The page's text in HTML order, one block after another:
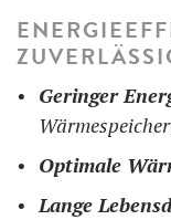
Geringer
Optimale
Lange